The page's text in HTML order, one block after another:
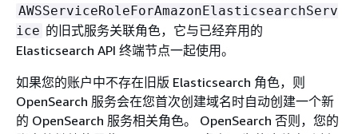
AWSServiceRoleForAmazonElasticsearchServ
ice 的旧式服务关联角色，它与已经弃用的
Elasticsearch API 终端节点一起使用。
如果您的账户中不存在旧版 Elasticsearch 角色，则
OpenSearch 服务会在您首次创建域名时自动创建一个新
的 OpenSearch 服务相关角色。 OpenSearch 否则，您的